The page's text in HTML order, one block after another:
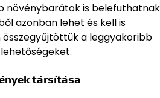
növénybarátok is belefuthatnak
azonban lehet és kell is
a leggyakoribb
társítása